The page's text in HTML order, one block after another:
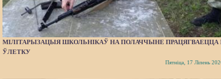
МІЛІТАРЫЗАЦЫЯ ШКОЛЬНІКАЎ НА ПОЛАЧЧЫНЕ ПРАЦЯГВАЕЦЦА
ЎЛЕТКУ
Пятніца, 17 Ліпень